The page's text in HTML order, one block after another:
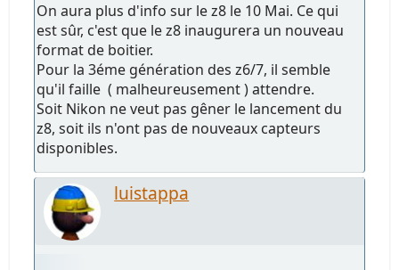
On aura plus d'info sur le z8 le 10 Mai. Ce qui
est sûr, c'est que le z8 inaugurera un nouveau
format de boitier.
Pour la 3éme génération des z6/7, il semble
qu'il faille ( malheureusement ) attendre.
Soit Nikon ne veut pas gêner le lancement du
z8, soit ils n'ont pas de nouveaux capteurs
disponibles.
luistappa